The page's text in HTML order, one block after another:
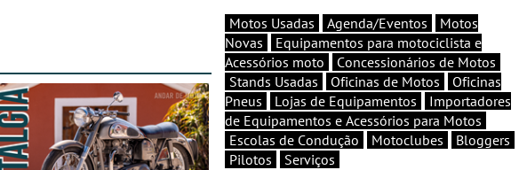
Motos Usadas Agenda/Eventos
Motos
Novas
Equipamentos para motociclista e
Acessórios moto
Concessionários de Motos
Stands Usadas
Oficinas de Motos
Oficinas
Pneus
Lojas de Equipamentos
Importadores
de Equipamentos e Acessórios para Motos
Escolas de Condução
Motoclubes
Bloggers
Pilotos
Serviços